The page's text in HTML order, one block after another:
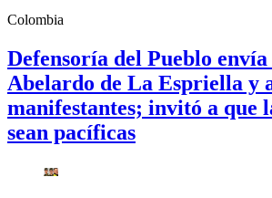
Colombia
Defensoría del Pueblo envía
Abelardo de La Espriella y
manifestantes; invitó a que
sean pacíficas